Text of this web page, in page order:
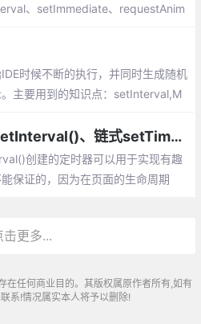
、setImmediate、requestAnim
时候不断的执行，并同时生成随机
主要用到的知识点：setInterval,M
Js中setTimeout()、setInterval()、链式setTimeout()
创建的定时器可以用于实现有趣
保证的，因为在页面的生命周期
击更多...
在任何商业目的。其版权属原作者所有,如有
系!情况属实本人将予以删除!